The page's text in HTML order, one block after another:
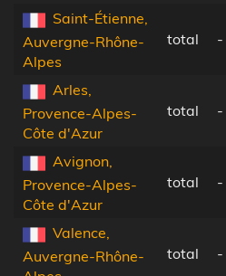
Saint-Étienne,
Auvergne-Rhône-
Alpes
total -
Arles,
Provence-Alpes-
Côte d'Azur
total -
Avignon,
Provence-Alpes-
Côte d'Azur
total -
Valence,
Auvergne-Rhône-
total -